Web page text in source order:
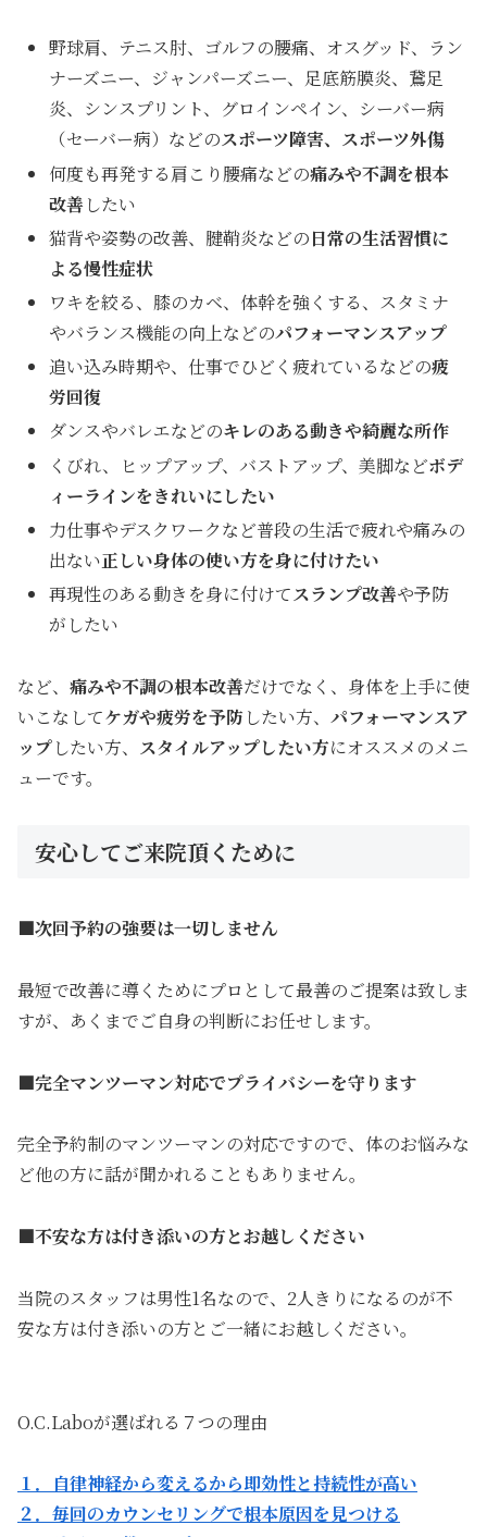
野球肩、テニス肘、ゴルフの腰痛、オスグッド、ラン
ナーズニー、ジャンパーズニー、足底筋膜炎、鵞足
炎、シンスプリント、グロインペイン、シーバー病
（セーバー病）などのスポーツ障害、スポーツ外傷
何度も再発する肩こり腰痛などの痛みや不調を根本
改善したい
猫背や姿勢の改善、腱鞘炎などの日常の生活習慣に
よる慢性症状
ワキを絞る、膝のカベ、体幹を強くする、スタミナ
やバランス機能の向上などのパフォーマンスアップ
追い込み時期や、仕事でひどく疲れているなどの疲
労回復
ダンスやバレエなどのキレのある動きや綺麗な所作
くびれ、ヒップアップ、バストアップ、美脚などボデ
ィーラインをきれいにしたい
力仕事やデスクワークなど普段の生活で疲れや痛みの
出ない正しい身体の使い方を身に付けたい
再現性のある動きを身に付けてスランプ改善や予防
がしたい
など、 痛みや不調の根本改善だけでなく、身体を上手に使
いこなしてケガや疲労を予防 したい方、 パフォーマンスア
ップしたい方、 スタイルアップしたい方にオススメのメニ
ューです。
安心してご来院頂くために
■次回予約の強要は一切しません
最短で改善に導くためにプロとして最善のご提案は致しま
すが、あくまでご自身の判断にお任せします。
■完全マンツーマン対応でプライバシーを守ります
完全予約制のマンツーマンの対応ですので、体のお悩みな
ど他の方に話が聞かれることもありません。
■不安な方は付き添いの方とお越しください
当院のスタッフは男性1名なので、2人きりになるのが不
安な方は付き添いの方とご一緒にお越しください。
O.C.Laboが選ばれる７つの理由
１．自律神経から変えるから即効性と持続性が高い
２．毎回のカウンセリングで根本原因を見つける